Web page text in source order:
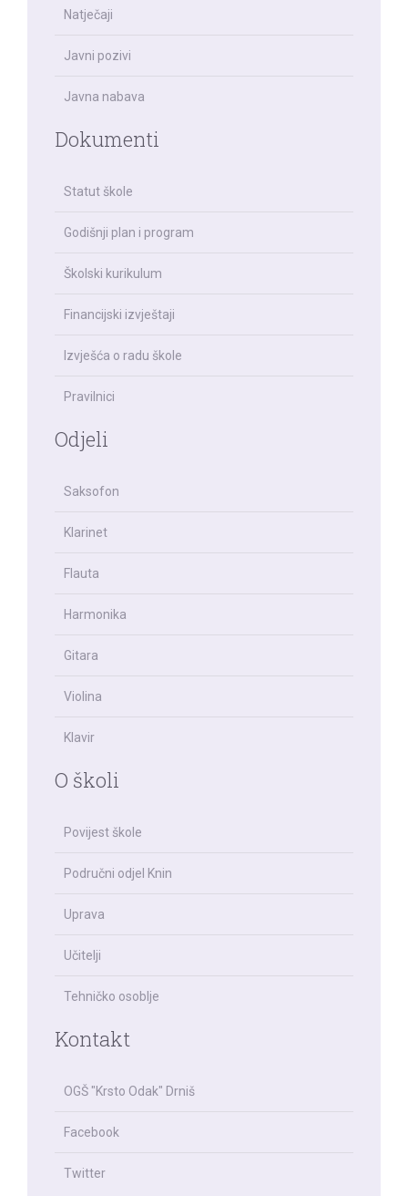
Natječaji
Javni pozivi
Javna nabava
Dokumenti
Statut škole
Godišnji plan i program
Školski kurikulum
Financijski izvještaji
Izvješća o radu škole
Pravilnici
Odjeli
Saksofon
Klarinet
Flauta
Harmonika
Gitara
Violina
Klavir
O školi
Povijest škole
Područni odjel Knin
Uprava
Učitelji
Tehničko osoblje
Kontakt
OGŠ "Krsto Odak" Drniš
Facebook
Twitter